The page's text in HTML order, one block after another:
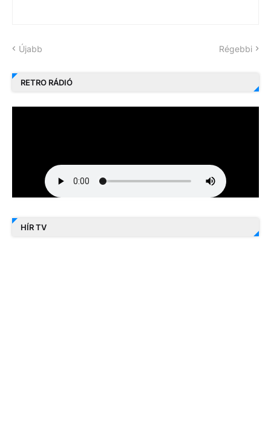
Újabb Régebbi
RETRO RÁDIÓ
HÍR TV